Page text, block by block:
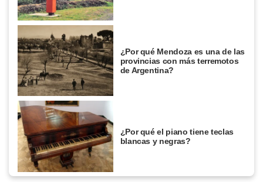
¿Por qué Mendoza es una de las
provincias con más terremotos
de Argentina?
¿Por qué el piano tiene teclas
blancas y negras?